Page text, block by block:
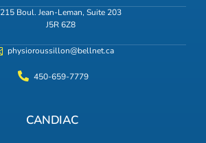
215 Boul. Jean-Leman, Suite 203
J5R 6Z8
physioroussillon@bellnet.ca
450-659-7779
CANDIAC